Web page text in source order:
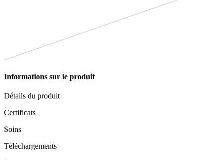
Informations sur le produit
Détails du produit
Certificats
Soins
Téléchargements